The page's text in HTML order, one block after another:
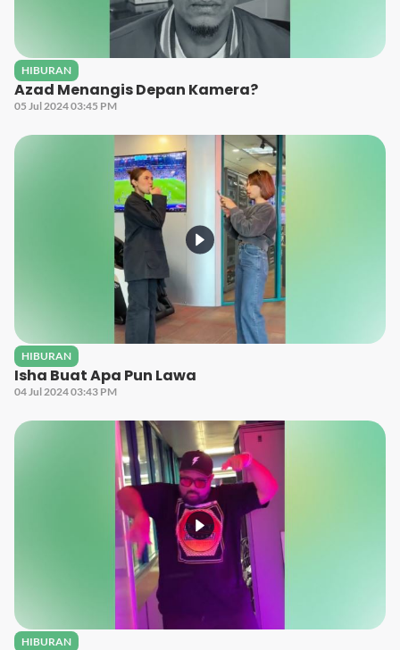
HIBURAN
Azad Menangis Depan Kamera?
05 Jul 2024 03:45 PM
HIBURAN
Isha Buat Apa Pun Lawa
04 Jul 2024 03:43 PM
HIBURAN